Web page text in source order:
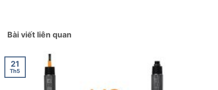
Bài viết liên quan
21
Th5